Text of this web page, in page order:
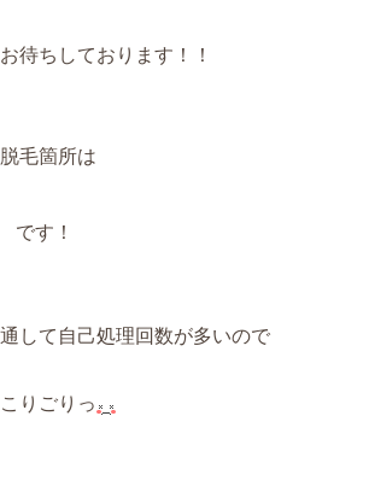
待ちしております！！
毛箇所は
です！
して自己処理回数が多いので
りごりっ